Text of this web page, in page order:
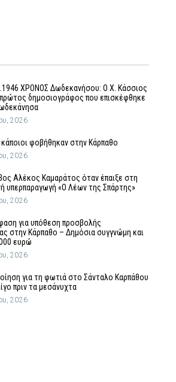
ΧΡΟΝΟΣ Δωδεκανήσου: Ο Χ. Κάσσιος
δημοσιογράφος που επισκέφθηκε
2026
φοβήθηκαν στην Κάρπαθο
2026
Αλέκος Καμαράτος όταν έπαιξε στη
υπερπαραγωγή «Ο Λέων της Σπάρτης»
2026
για υπόθεση προσβολής
στην Κάρπαθο – Δημόσια συγγνώμη και
ευρώ
2026
για τη φωτιά στο Σάνταλο Καρπάθου
πριν τα μεσάνυχτα
2026